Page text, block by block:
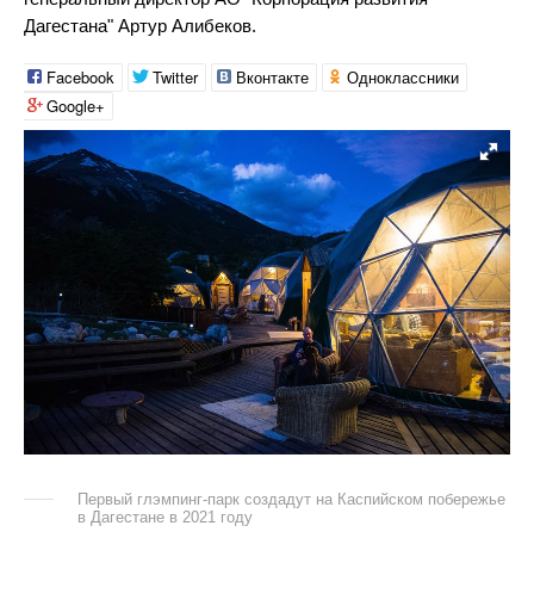
Дагестана" Артур Алибеков.
Facebook Twitter Вконтакте
Одноклассники
Google+
Первый глэмпинг-парк создадут на Каспийском побережье
в Дагестане в 2021 году